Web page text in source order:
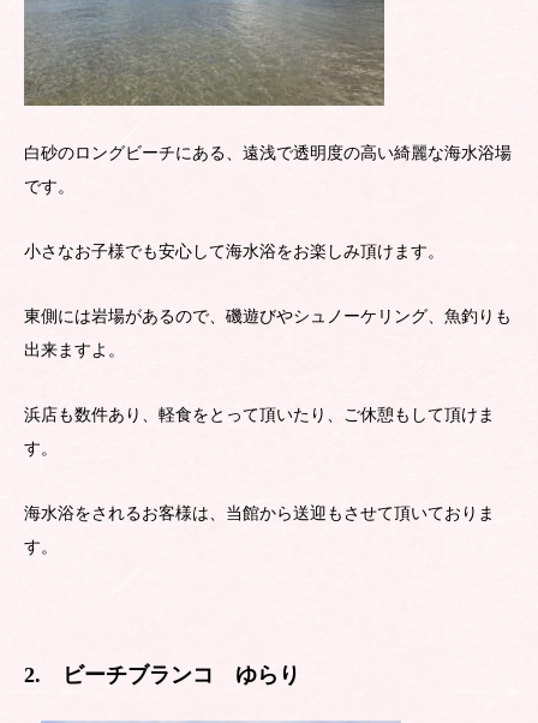
白砂のロングビーチにある、遠浅で透明度の高い綺麗な海水浴場
です。
小さなお子様でも安心して海水浴をお楽しみ頂けます。
東側には岩場があるので、磯遊びやシュノーケリング、魚釣りも
出来ますよ。
浜店も数件あり、軽食をとって頂いたり、ご休憩もして頂けま
す。
海水浴をされるお客様は、当館から送迎もさせて頂いておりま
す。
2. ビーチブランコ ゆらり